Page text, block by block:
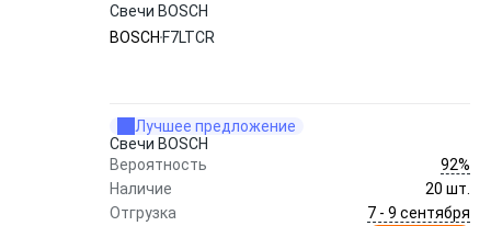
Свечи BOSCH
BOSCH F7LTCR
Лучшее предложение
Свечи BOSCH
Вероятность
92%
Наличие
20 шт.
Отгрузка
7 - 9 сентября